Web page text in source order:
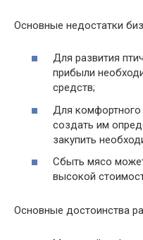
Основные недостатки
Для развития
прибыли
средств;
Для комфортного
создать им
закупить
Сбыть мясо
высокой
Основные достоинства